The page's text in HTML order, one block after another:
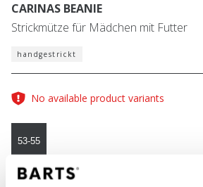
CARINAS BEANIE
Strickmütze für Mädchen mit Futter
handgestrickt
No available product variants
53-55